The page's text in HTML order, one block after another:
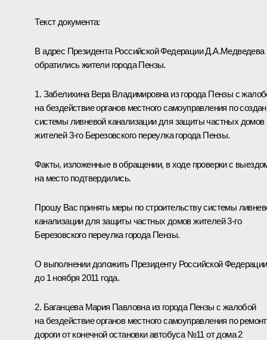
Текст документа:
В адрес Президента Российской Федерации Д.А.Медведева
обратились жители города Пензы.
1. Забелихина Вера Владимировна из города Пензы с
на бездействие органов местного самоуправления по
системы ливневой канализации для защиты частных домов
жителей 3-го Березовского переулка города Пензы.
Факты, изложенные в обращении, в ходе проверки с
на место подтвердились.
Прошу Вас принять меры по строительству системы
канализации для защиты частных домов жителей 3-го
Березовского переулка города Пензы.
О выполнении доложить Президенту Российской Федерации
до 1 ноября 2011 года.
2. Баганцева Мария Павловна из города Пензы с жалобой
на бездействие органов местного самоуправления по
дороги от конечной остановки автобуса №11 от дома 2